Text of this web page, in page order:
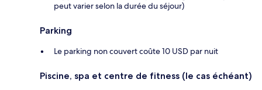
peut varier selon la durée du séjour)
Parking
Le parking non couvert coûte 10 USD par nuit
Piscine, spa et centre de fitness (le cas échéant)